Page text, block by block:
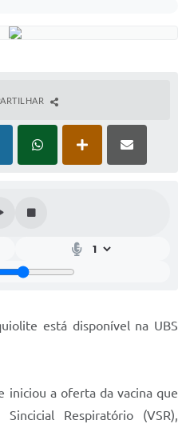
está disponível na UBS
iniciou a oferta da vacina que
Respiratório (VSR),